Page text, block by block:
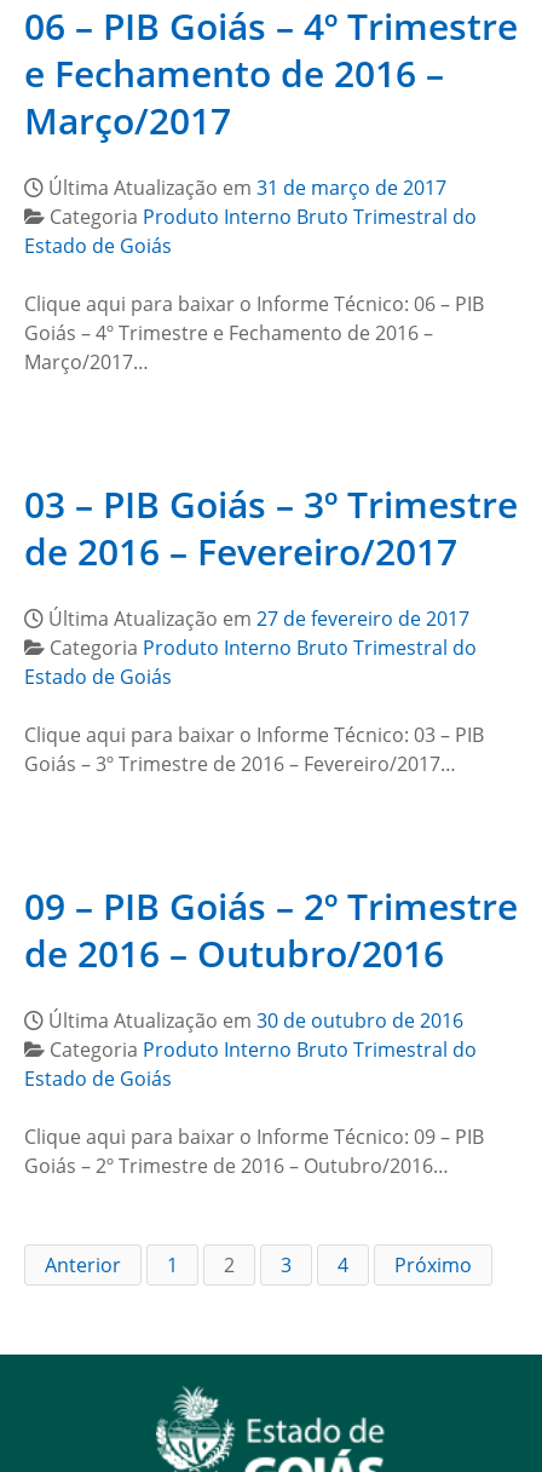
06 – PIB Goiás – 4º Trimestre
e Fechamento de 2016 –
Março/2017
Última Atualização em 31 de março de 2017
Categoria Produto Interno Bruto Trimestral do
Estado de Goiás
Clique aqui para baixar o Informe Técnico: 06 – PIB
Goiás – 4º Trimestre e Fechamento de 2016 –
Março/2017…
03 – PIB Goiás – 3º Trimestre
de 2016 – Fevereiro/2017
Última Atualização em 27 de fevereiro de 2017
Categoria Produto Interno Bruto Trimestral do
Estado de Goiás
Clique aqui para baixar o Informe Técnico: 03 – PIB
Goiás – 3º Trimestre de 2016 – Fevereiro/2017…
09 – PIB Goiás – 2º Trimestre
de 2016 – Outubro/2016
Última Atualização em 30 de outubro de 2016
Categoria Produto Interno Bruto Trimestral do
Estado de Goiás
Clique aqui para baixar o Informe Técnico: 09 – PIB
Goiás – 2º Trimestre de 2016 – Outubro/2016…
Anterior 1 2 3 4 Próximo